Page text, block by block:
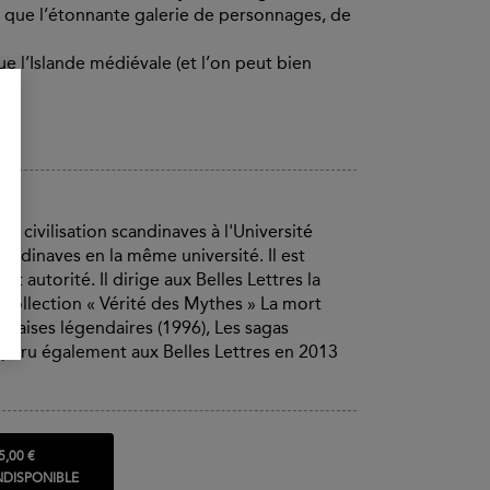
l’étonnante galerie de personnages, de
l’Islande médiévale (et l’on peut bien
civilisation scandinaves à l'Université
en la même université. Il est
autorité. Il dirige aux Belles Lettres la
collection « Vérité des Mythes » La mort
légendaires (1996), Les sagas
également aux Belles Lettres en 2013
€